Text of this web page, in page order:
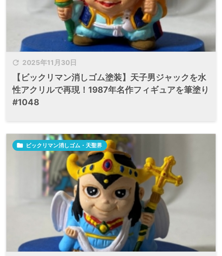
 2025年11月30日
【ビックリマン消しゴム塗装】天子男ジャックを水
性アクリルで再現！1987年名作フィギュアを筆塗り
#1048
 ビックリマン消しゴム・天聖界